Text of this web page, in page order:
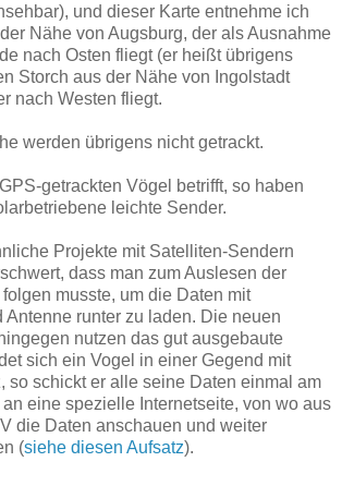
und dieser Karte entnehme ich
Nähe von Augsburg, der als Ausnahme
nach Osten fliegt (er heißt übrigens
Storch aus der Nähe von Ingolstadt
nach Westen fliegt.
werden übrigens nicht getrackt.
getrackten Vögel betrifft, so haben
leichte Sender.
Projekte mit Satelliten-Sendern
dass man zum Auslesen der
musste, um die Daten mit
Antenne runter zu laden. Die neuen
nutzen das gut ausgebaute
sich ein Vogel in einer Gegend mit
so schickt er alle seine Daten einmal am
eine spezielle Internetseite, von wo aus
die Daten anschauen und weiter
(siehe diesen Aufsatz).